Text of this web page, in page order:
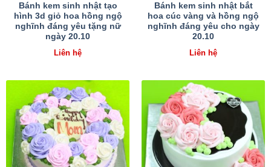
Bánh kem sinh nhật tạo
hình 3d giỏ hoa hồng ngộ
nghĩnh đáng yêu tặng nữ
ngày 20.10
Liên hệ
Bánh kem sinh nhật bắt
hoa cúc vàng và hồng ngộ
nghĩnh đáng yêu cho ngày
20.10
Liên hệ